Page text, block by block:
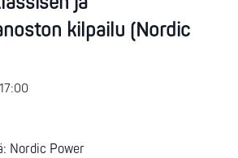
kilpailu (Nordic
17:00
Nordic Power